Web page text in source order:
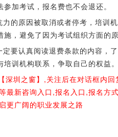
加考试，报名费也不会退还。
的原因被取消或者停考，培训
，避免了因为考试组织方面的
要认真阅读退费条款的内容，
训机构联系，争取自己的权益
深圳之窗】,关注后在对话框内
最新咨询入口,报名入口,报名方
更广阔的职业发展之路